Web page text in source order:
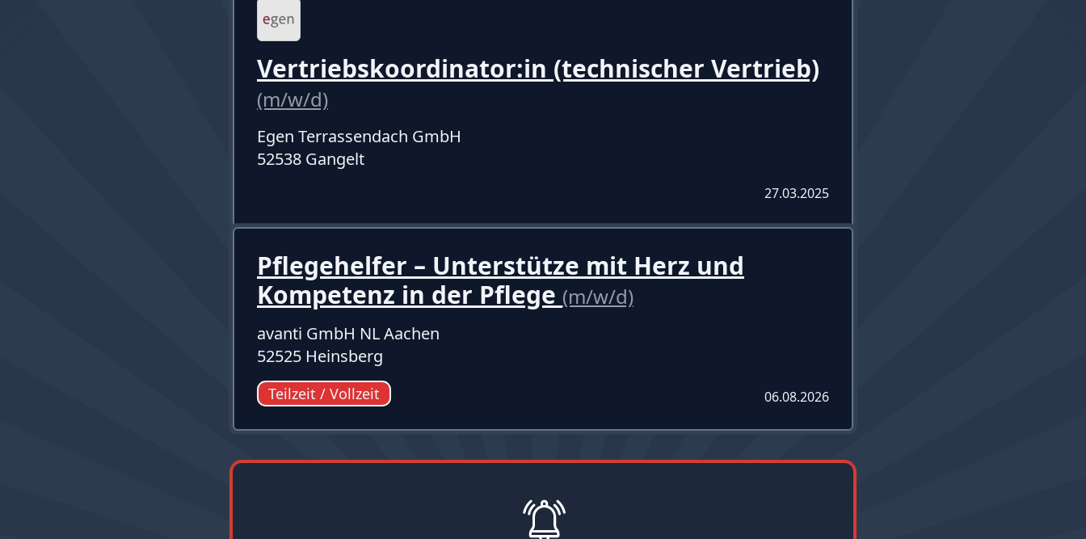
Vertriebskoordinator:in (technischer Vertrieb)
(m/w/d)
Egen Terrassendach GmbH
52538 Gangelt
27.03.2025
Pflegehelfer – Unterstütze mit Herz und
Kompetenz in der Pflege (m/w/d)
avanti GmbH NL Aachen
52525 Heinsberg
Teilzeit / Vollzeit 06.08.2026